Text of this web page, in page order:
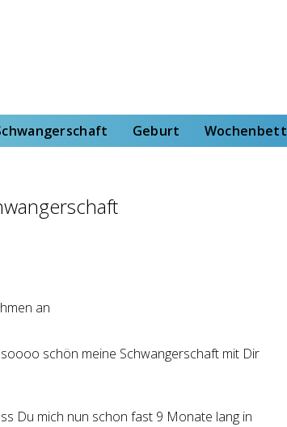
Geburt Wochenbett
schön meine Schwangerschaft mit Dir
Du mich nun schon fast 9 Monate lang in